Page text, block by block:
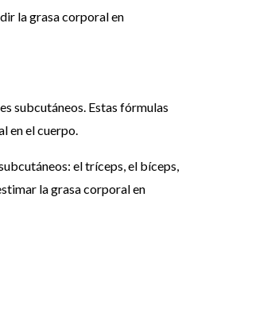
la grasa corporal en
subcutáneos. Estas fórmulas
en el cuerpo.
el tríceps, el bíceps,
la grasa corporal en